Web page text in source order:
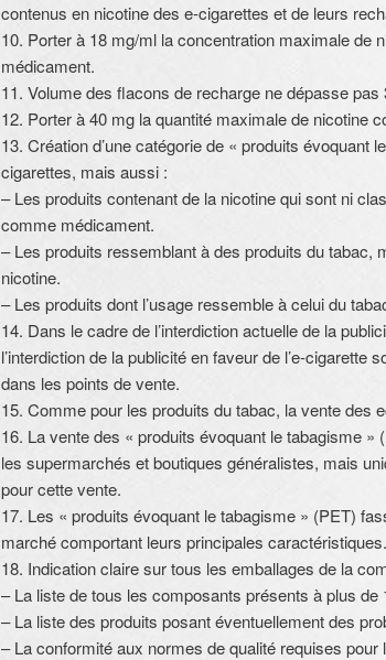
contenus en nicotine des e-cigarettes et de leurs
10. Porter à 18 mg/ml la concentration maximale de
médicament.
11. Volume des flacons de recharge ne dépasse pas
12. Porter à 40 mg la quantité maximale de nicotine
13. Création d’une catégorie de « produits évoquant
cigarettes, mais aussi :
– Les produits contenant de la nicotine qui sont ni
comme médicament.
– Les produits ressemblant à des produits du tabac,
nicotine.
– Les produits dont l’usage ressemble à celui du
14. Dans le cadre de l’interdiction actuelle de la
l’interdiction de la publicité en faveur de l’e-
dans les points de vente.
15. Comme pour les produits du tabac, la vente des
16. La vente des « produits évoquant le tabagisme
les supermarchés et boutiques généralistes, mais
pour cette vente.
17. Les « produits évoquant le tabagisme » (PET)
marché comportant leurs principales caractéristiques.
18. Indication claire sur tous les emballages de la
– La liste de tous les composants présents à plus
– La liste des produits posant éventuellement des
– La conformité aux normes de qualité requises